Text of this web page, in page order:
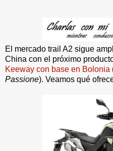
El mercado trail A2 sigue
China con el próximo
Keeway con base en Bolonia
Passione). Veamos qué